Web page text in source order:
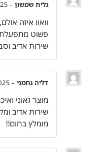
גלית שמשון –
וואוו איזה
פשוט
שירות אדיב
דליה נחמני –
מוצר גאוני
שירות אדיב
מומלץ בחום!!